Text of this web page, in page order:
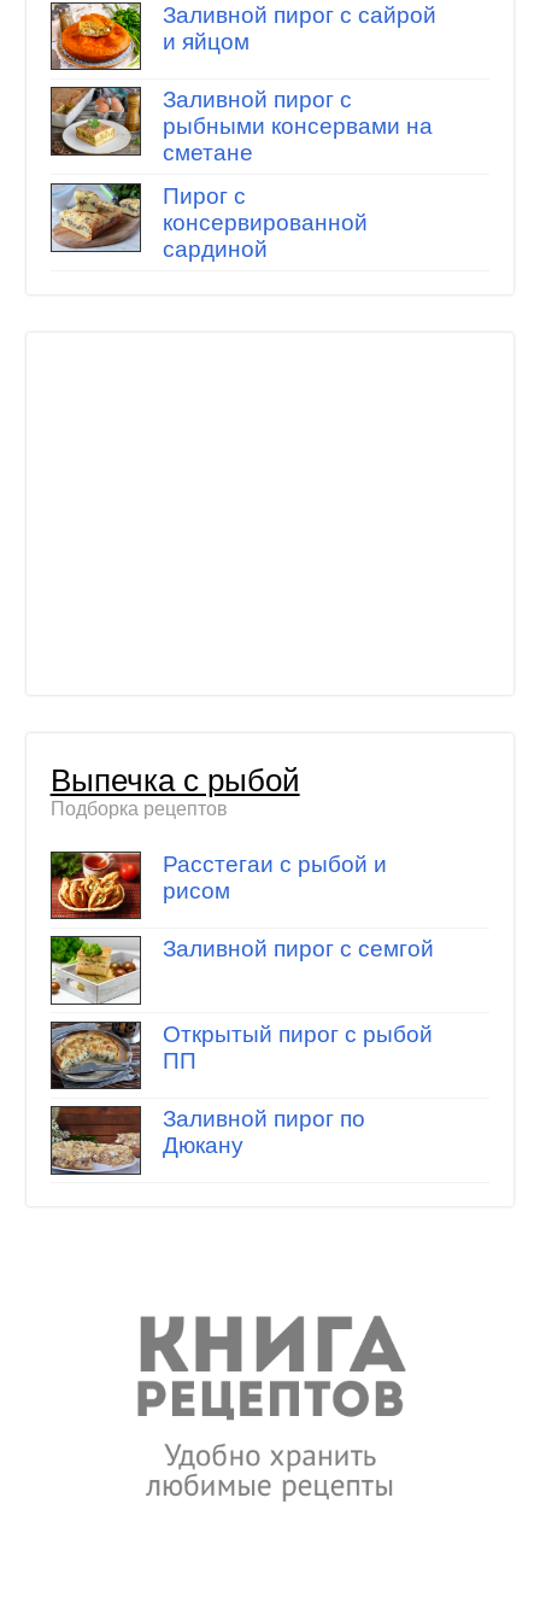
Заливной пирог с сайрой
и яйцом
Заливной пирог с
рыбными консервами на
сметане
Пирог с
консервированной
сардиной
Выпечка с рыбой
Подборка рецептов
Расстегаи с рыбой и
рисом
Заливной пирог с семгой
Открытый пирог с рыбой
ПП
Заливной пирог по
Дюкану